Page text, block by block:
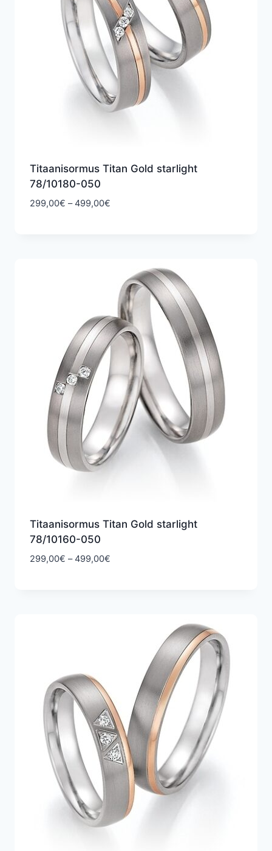
Titaanisormus Titan Gold starlight
78/10180-050
299,00€ – 499,00€Hintaluokka:
Titaanisormus Titan Gold starlight
78/10160-050
299,00€ – 499,00€Hintaluokka: